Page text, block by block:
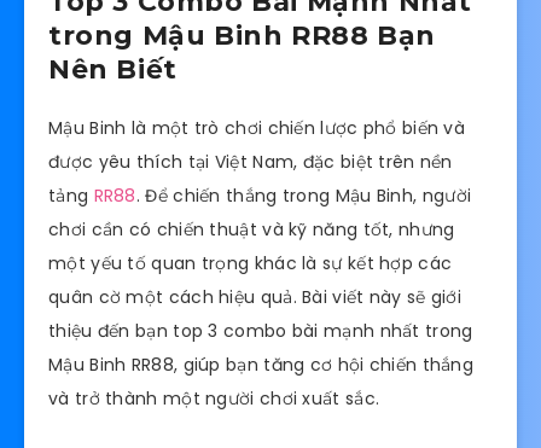
trong Mậu Binh RR88 Bạn
Nên Biết
Mậu Binh là một trò chơi chiến lược phổ biến và
được yêu thích tại Việt Nam, đặc biệt trên nền
tảng RR88. Để chiến thắng trong Mậu Binh, người
chơi cần có chiến thuật và kỹ năng tốt, nhưng
một yếu tố quan trọng khác là sự kết hợp các
quân cờ một cách hiệu quả. Bài viết này sẽ giới
thiệu đến bạn top 3 combo bài mạnh nhất trong
Mậu Binh RR88, giúp bạn tăng cơ hội chiến thắng
và trở thành một người chơi xuất sắc.